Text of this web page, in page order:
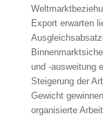
Export erwarten
und -ausweitung
Steigerung der
Gewicht
organisierte